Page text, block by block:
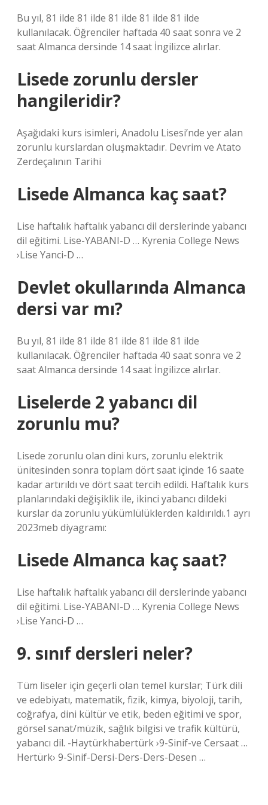
Bu yıl, 81 ilde 81 ilde 81 ilde 81 ilde 81 ilde
kullanılacak. Öğrenciler haftada 40 saat sonra ve 2
saat Almanca dersinde 14 saat İngilizce alırlar.
Lisede zorunlu dersler
hangileridir?
Aşağıdaki kurs isimleri, Anadolu Lisesi’nde yer alan
zorunlu kurslardan oluşmaktadır. Devrim ve Atato
Zerdeçalının Tarihi
Lisede Almanca kaç saat?
Lise haftalık haftalık yabancı dil derslerinde yabancı
dil eğitimi. Lise-YABANI-D … Kyrenia College News
›Lise Yanci-D …
Devlet okullarında Almanca
dersi var mı?
Bu yıl, 81 ilde 81 ilde 81 ilde 81 ilde 81 ilde
kullanılacak. Öğrenciler haftada 40 saat sonra ve 2
saat Almanca dersinde 14 saat İngilizce alırlar.
Liselerde 2 yabancı dil
zorunlu mu?
Lisede zorunlu olan dini kurs, zorunlu elektrik
ünitesinden sonra toplam dört saat içinde 16 saate
kadar artırıldı ve dört saat tercih edildi. Haftalık kurs
planlarındaki değişiklik ile, ikinci yabancı dildeki
kurslar da zorunlu yükümlülüklerden kaldırıldı.1 ayrı
2023meb diyagramı:
Lisede Almanca kaç saat?
Lise haftalık haftalık yabancı dil derslerinde yabancı
dil eğitimi. Lise-YABANI-D … Kyrenia College News
›Lise Yanci-D …
9. sınıf dersleri neler?
Tüm liseler için geçerli olan temel kurslar; Türk dili
ve edebiyatı, matematik, fizik, kimya, biyoloji, tarih,
coğrafya, dini kültür ve etik, beden eğitimi ve spor,
görsel sanat/müzik, sağlık bilgisi ve trafik kültürü,
yabancı dil. -Haytürkhabertürk ›9-Sinif-ve Cersaat …
Hertürk› 9-Sinif-Dersi-Ders-Ders-Desen …